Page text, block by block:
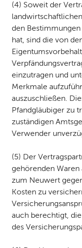
(4) Soweit der
den
hat, sind die von
einzutragen und
Merkmale
auszuschließen.
Pfandgläubiger zu
zuständigen
Verwender
(5) Der
gehörenden Waren
zum Neuwert
Kosten zu
auch ­berechtigt,
des